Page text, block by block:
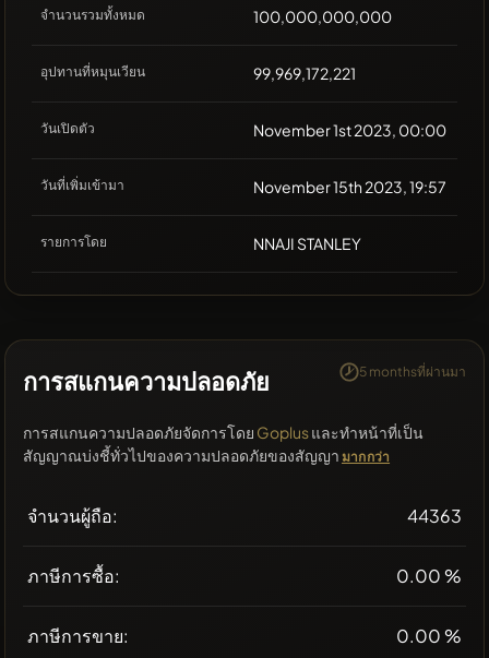
จำนวนรวมทั้งหมด 100,000,000,000
อุปทานที่หมุนเวียน 99,969,172,221
วันเปิดตัว November 1st 2023, 00:00
วันที่เพิ่มเข้ามา November 15th 2023, 19:57
รายการโดย NNAJI STANLEY
การสแกนความปลอดภัย 5 monthsที่ผ่านมา
การสแกนความปลอดภัยจัดการโดย Goplusและทำหน้าที่เป็น
สัญญาณบ่งชี้ทั่วไปของความปลอดภัยของสัญญา มากกว่า
จำนวนผู้ถือ: 44363
ภาษีการซื้อ: 0.00 %
ภาษีการขาย: 0.00 %